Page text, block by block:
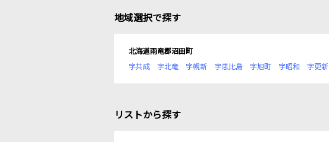
地域選択で探す
北海道雨竜郡沼田町
字共成
字北竜 字幌新 字恵比島 字旭町 字昭和 字更新
リストから探す